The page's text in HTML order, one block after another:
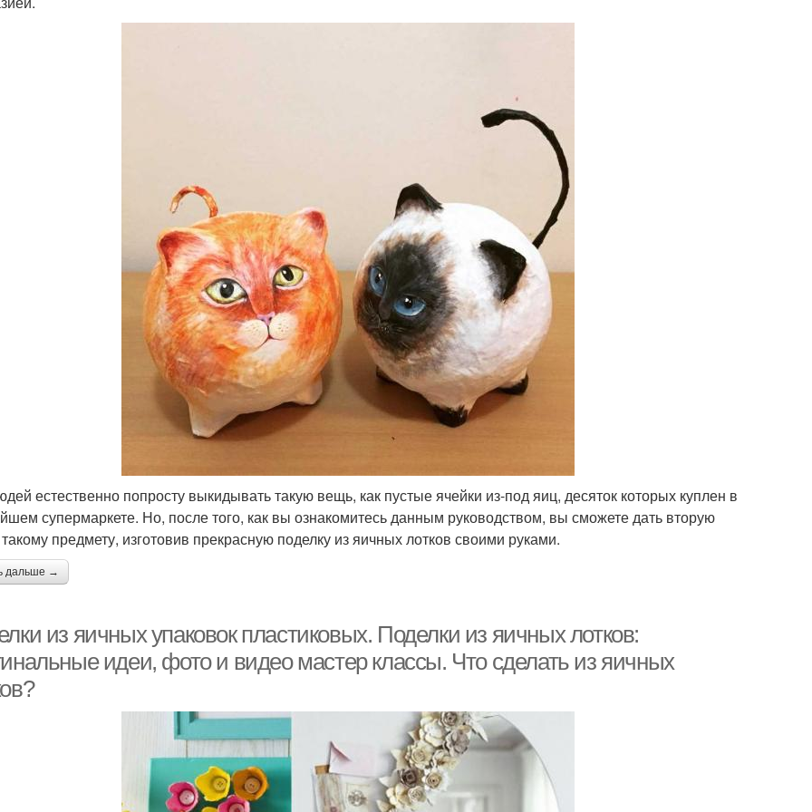
естественно попросту выкидывать такую вещь, как пустые ячейки из-под яиц, десяток которых куплен в
супермаркете. Но, после того, как вы ознакомитесь данным руководством, вы сможете дать вторую
предмету, изготовив прекрасную поделку из яичных лотков своими руками.
дальше →
из яичных упаковок пластиковых. Поделки из яичных лотков:
идеи, фото и видео мастер классы. Что сделать из яичных